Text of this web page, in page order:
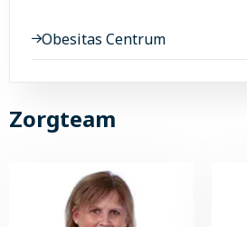
Obesitas Centrum
Zorgteam